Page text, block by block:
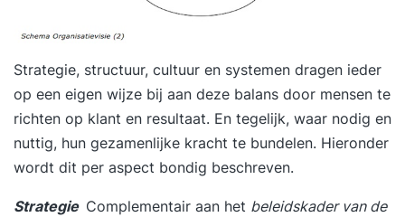
Strategie, structuur, cultuur en systemen dragen ieder
op een eigen wijze bij aan deze balans door mensen te
richten op klant en resultaat. En tegelijk, waar nodig en
nuttig, hun gezamenlijke kracht te bundelen. Hieronder
wordt dit per aspect bondig beschreven.
Strategie Complementair aan het beleidskader van de